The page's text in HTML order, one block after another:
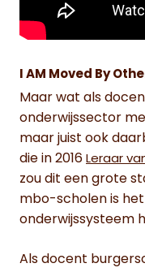
I AM Moved By
Maar wat als
onderwijssector
maar juist ook
die in 2016 Leraar
zou dit een grote
mbo-scholen is
onderwijssysteem
Als docent